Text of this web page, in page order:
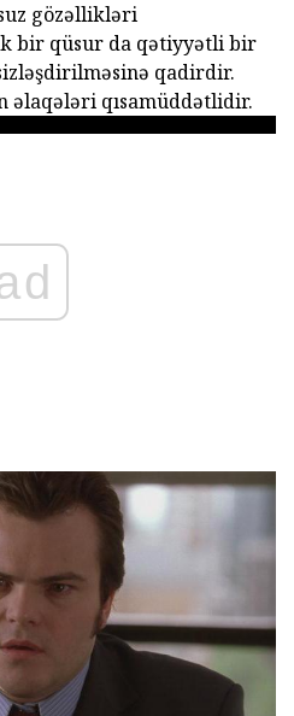
gözəllikləri
bir qüsur da qətiyyətli bir
qadirdir.
əlaqələri qısamüddətlidir.